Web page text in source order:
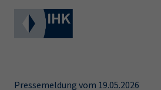
Wonach suchen Sie?
Pressemeldung vom 19.05.2026